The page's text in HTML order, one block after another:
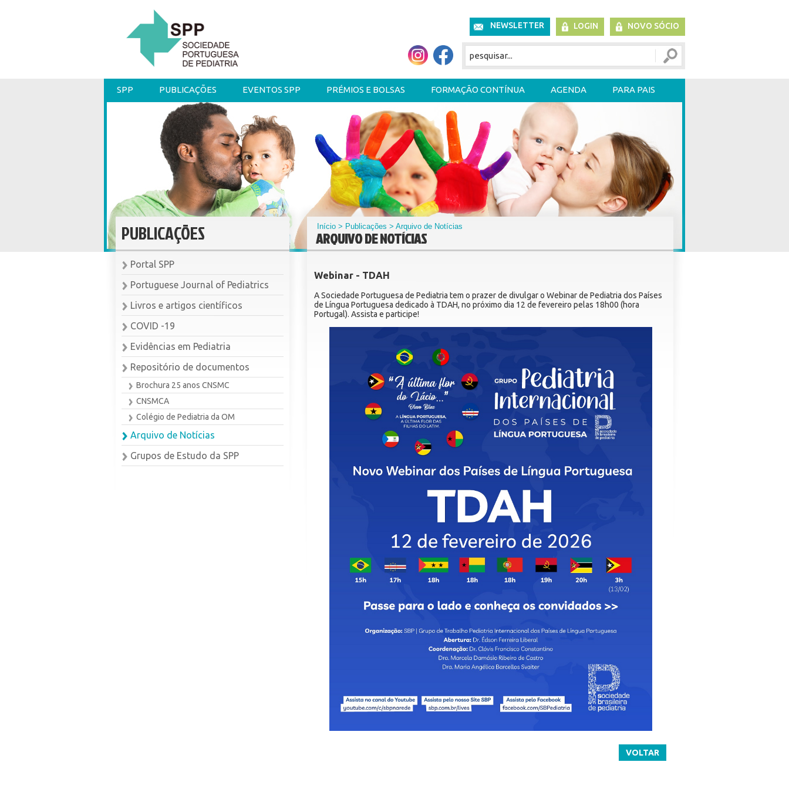
NEWSLETTER LOGIN NOVO SÓCIO
SPP PUBLICAÇÕES EVENTOS SPP PRÉMIOS E BOLSAS FORMAÇÃO CONTÍNUA AGENDA PARA PAIS
PUBLICAÇÕES
Portal SPP
Portuguese Journal of Pediatrics
Livros e artigos científicos
COVID -19
Evidências em Pediatria
Repositório de documentos
Brochura 25 anos CNSMC
CNSMCA
Colégio de Pediatria da OM
Arquivo de Notícias
Grupos de Estudo da SPP
Início > Publicações > Arquivo de Notícias
ARQUIVO DE NOTÍCIAS
Webinar - TDAH
A Sociedade Portuguesa de Pediatria tem o prazer de divulgar o Webinar de Pediatria dos Países
de Língua Portuguesa dedicado à TDAH, no próximo dia 12 de fevereiro pelas 18h00 (hora
Portugal). Assista e participe!
VOLTAR